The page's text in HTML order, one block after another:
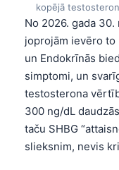
kopējā
No 2026. gada
joprojām ievēro to
un Endokrīnās
simptomi, un
testosterona
300 ng/dL
taču SHBG
slieksnim, nevis
Lietuvių kalba
Polski
한국어
Slovenščina
Magyar
Shqip
বাংলা